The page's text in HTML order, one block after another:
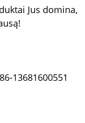
Jus domina,
13681600551